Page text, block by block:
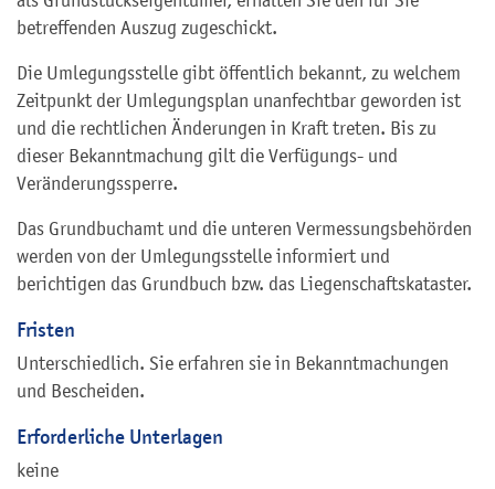
betreffenden Auszug zugeschickt.
Die Umlegungsstelle gibt öffentlich bekannt, zu welchem
Zeitpunkt der Umlegungsplan unanfechtbar geworden ist
und die rechtlichen Änderungen in Kraft treten. Bis zu
dieser Bekanntmachung gilt die Verfügungs- und
Veränderungssperre.
Das Grundbuchamt und die unteren Vermessungsbehörden
werden von der Umlegungsstelle informiert und
berichtigen das Grundbuch bzw. das Liegenschaftskataster.
Fristen
Unterschiedlich. Sie erfahren sie in Bekanntmachungen
und Bescheiden.
Erforderliche Unterlagen
keine